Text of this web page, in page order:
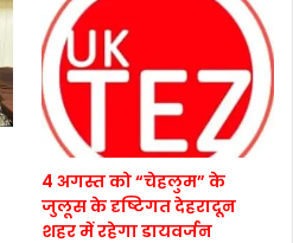
4 अगस्त को “चेहलुम” के
जुलूस के दृष्टिगत देहरादून
शहर में रहेगा डायवर्जन